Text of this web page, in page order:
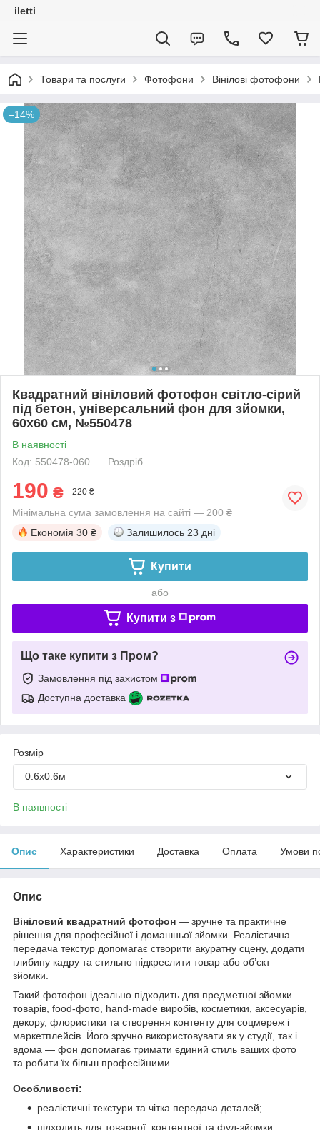
iletti
Товари та послуги Фотофони Вінілові фотофони
–14%
Квадратний вініловий фотофон світло-сірий
під бетон, універсальний фон для зйомки,
60x60 см, №550478
В наявності
Код: 550478-060
Роздріб
190 ₴ 220 ₴
Мінімальна сума замовлення на сайті — 200 ₴
Економія 30 ₴ Залишилось 23 дні
Купити
або
Купити з
Що таке купити з Пром?
Замовлення під захистом
Доступна доставка
Розмір
0.6х0.6м
В наявності
Опис Характеристики Доставка Оплата Умови
Опис
Вініловий квадратний фотофон — зручне та практичне
рішення для професійної і домашньої зйомки. Реалістична
передача текстур допомагає створити акуратну сцену, додати
глибину кадру та стильно підкреслити товар або об’єкт
зйомки.
Такий фотофон ідеально підходить для предметної зйомки
товарів, food-фото, hand-made виробів, косметики, аксесуарів,
декору, флористики та створення контенту для соцмереж і
маркетплейсів. Його зручно використовувати як у студії, так і
вдома — фон допомагає тримати єдиний стиль ваших фото
та робити їх більш професійними.
Особливості:
реалістичні текстури та чітка передача деталей;
підходить для товарної, контентної та фуд-зйомки;